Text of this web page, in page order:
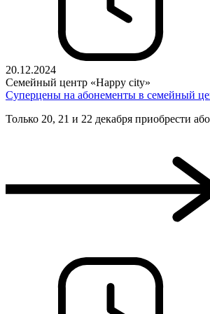
20.12.2024
Семейный центр «Happy city»
Суперцены на абонементы в семейный
Только 20, 21 и 22 декабря приобрести